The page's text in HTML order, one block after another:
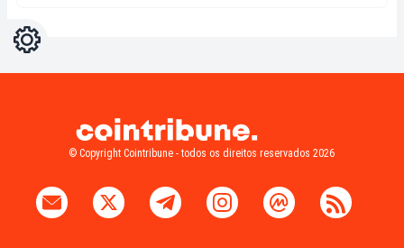
Configurações
© Copyright Cointribune - todos os direitos reservados 2026